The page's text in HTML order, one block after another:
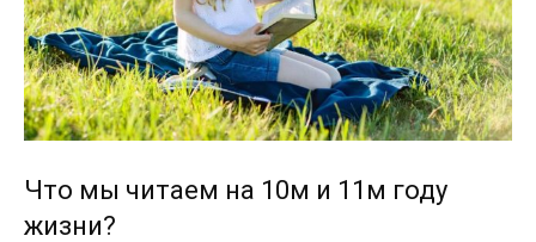
Что мы читаем на 10м и 11м году
жизни?